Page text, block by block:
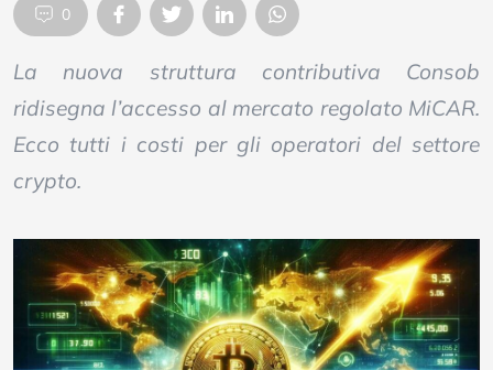
0
La nuova struttura contributiva Consob
ridisegna l’accesso al mercato regolato MiCAR.
Ecco tutti i costi per gli operatori del settore
crypto.